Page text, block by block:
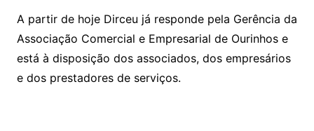
A partir de hoje Dirceu já responde pela Gerência da
Associação Comercial e Empresarial de Ourinhos e
está à disposição dos associados, dos empresários
e dos prestadores de serviços.